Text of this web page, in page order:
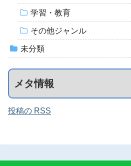
学習・教育
その他ジャンル
未分類
メタ情報
投稿の RSS